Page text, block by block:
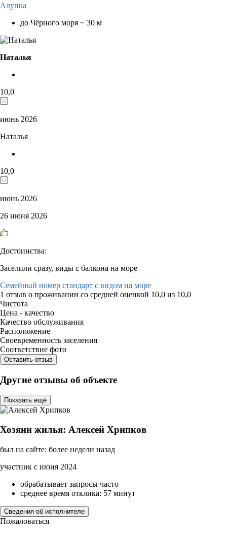
Алупка
до Чёрного моря ~ 30 м
Наталья
10,0
июнь 2026
Наталья
10,0
июнь 2026
26 июня 2026
Достоинства:
Заселили сразу, виды с балкона на море
Семейный номер стандарт с видом на море
1 отзыв о проживании со средней оценкой 10,0 из 10,0
Чистота
Цена - качество
Качество обслуживания
Расположение
Своевременность заселения
Соответствие фото
Оставить отзыв
Другие отзывы об объекте
Показать ещё
Хозяин жилья: Алексей Хрипков
был на сайте: более недели назад
участник с июня 2024
обрабатывает запросы часто
среднее время отклика: 57 минут
Сведения об исполнителе
Пожаловаться